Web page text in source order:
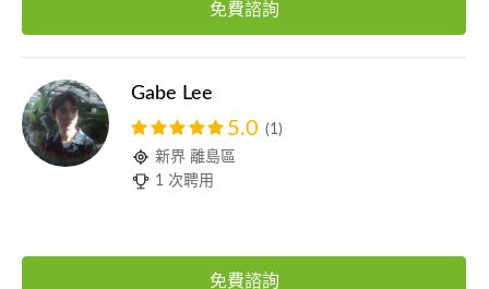
免費諮詢
Gabe Lee
5.0 (1)
新界 離島區
1 次聘用
免費諮詢